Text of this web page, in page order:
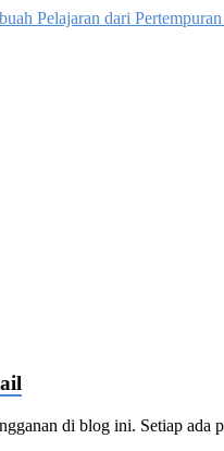
Pelajaran dari
di blog ini. Setiap ada